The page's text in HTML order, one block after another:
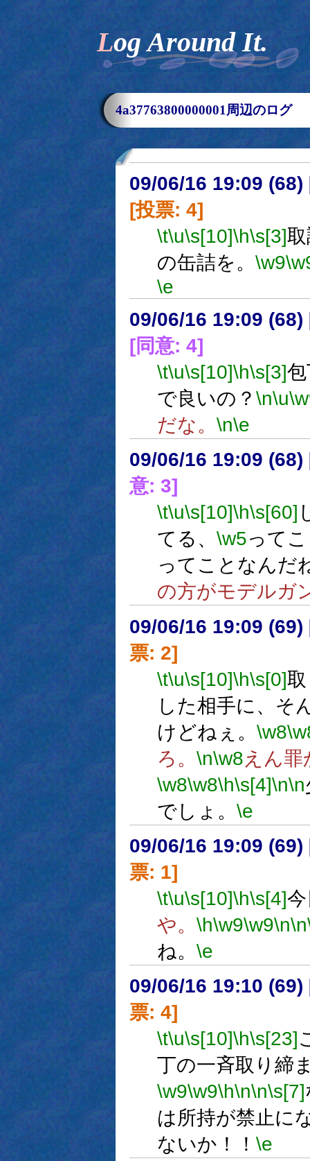
Log Around It.
4a37763800000001周辺のログ
09/06/16 19:09 (68)
[投票: 4]
\t\u\s[10]\h\s[3]
の缶詰を。 \w9
\e
09/06/16 19:09 (68)
[同意: 4]
\t\u\s[10]\h\s[3]
で良いの？ \n\u
だな。 \n\e
09/06/16 19:09 (68)
意: 3]
\t\u\s[10]\h\s[60]
てる、 \w5って
ってことなんだ
の方がモデルガ
09/06/16 19:09 (69)
票: 2]
\t\u\s[10]\h\s[0]
した相手に、そ
けどねぇ。 \w8
ろ。 \n\w8えん
\w8\w8\h\s[4]\n\n
でしょ。 \e
09/06/16 19:09 (69)
票: 1]
\t\u\s[10]\h\s[4]
や。 \h\w9\w9\n\n
ね。 \e
09/06/16 19:10 (69)
票: 4]
\t\u\s[10]\h\s[23]
丁の一斉取り締
\w9\w9\h\n\n\s[7]
は所持が禁止に
ないか！！ \e